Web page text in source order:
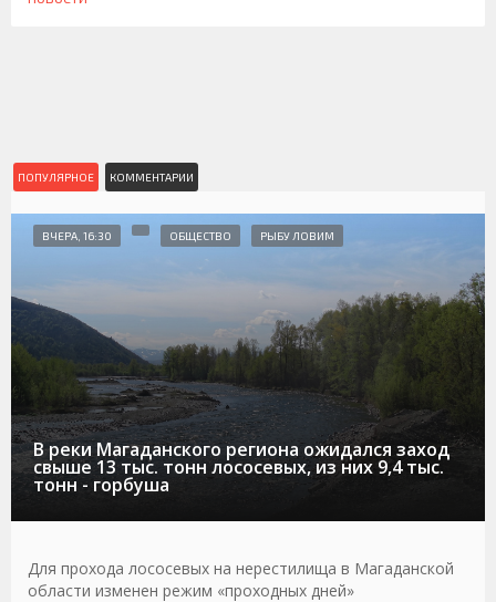
ПОПУЛЯРНОЕ КОММЕНТАРИИ
В реки Магаданского региона ожидался заход
свыше 13 тыс. тонн лососевых, из них 9,4 тыс.
тонн - горбуша
ВЧЕРА, 16:30 ОБЩЕСТВО РЫБУ ЛОВИМ
Для прохода лососевых на нерестилища в Магаданской
области изменен режим «проходных дней»